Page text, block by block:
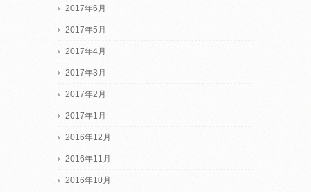
2017年6月
2017年5月
2017年4月
2017年3月
2017年2月
2017年1月
2016年12月
2016年11月
2016年10月